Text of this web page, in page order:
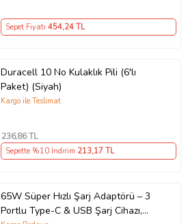
Sepet Fiyatı 454,24 TL
Duracell 10 No Kulaklık Pili (6'lı
Paket) (Siyah)
Kargo ile Teslimat
236,86 TL
Sepette %10 İndirim 213,17 TL
65W Süper Hızlı Şarj Adaptörü – 3
Portlu Type-C & USB Şarj Cihazı,